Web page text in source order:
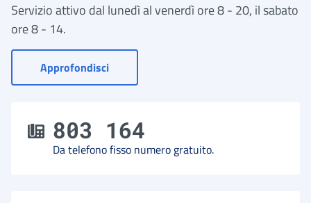
Servizio attivo dal lunedì al venerdì ore 8 - 20, il sabato
ore 8 - 14.
Approfondisci- Vai a Contact Center
803 164
Da telefono fisso numero gratuito.